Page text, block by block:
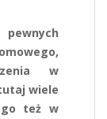
w
wiele
też w